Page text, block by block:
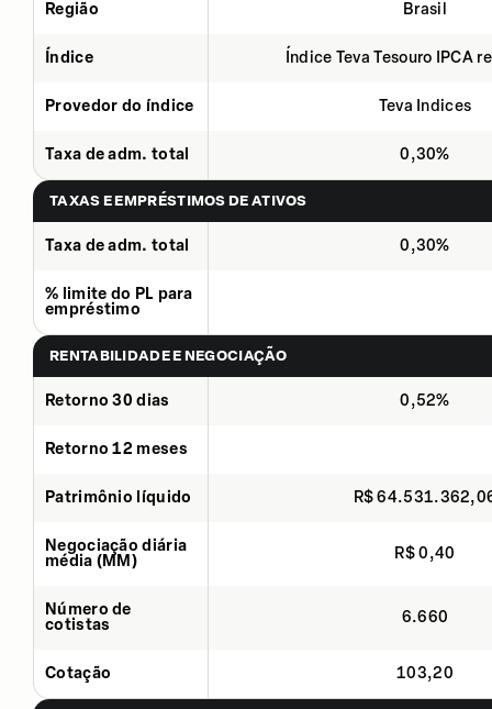
Região Brasil
Índice Índice Teva Tesouro IPCA
Provedor do índice Teva Indices
Taxa de adm. total 0,30%
TAXAS E EMPRÉSTIMOS DE ATIVOS
Taxa de adm. total 0,30%
% limite do PL para
empréstimo
RENTABILIDADE E NEGOCIAÇÃO
Retorno 30 dias 0,52%
Retorno 12 meses
Patrimônio líquido R$
Negociação diária
média (MM)
R$ 0,40
Número de
cotistas
6.660
Cotação 103,20